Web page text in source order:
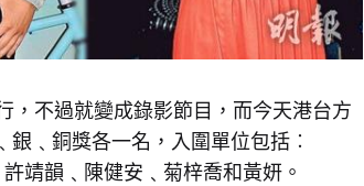
，不過就變成錄影節目，而今天港台方
﹑銅獎各一名，入圍單位包括︰
靖韻﹑陳健安﹑菊梓喬和黃妍。